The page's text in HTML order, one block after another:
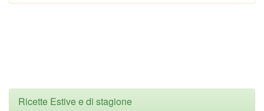
Ricette Estive e di stagione